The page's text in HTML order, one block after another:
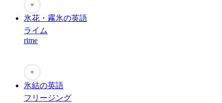
♥
氷花・霧氷の英語
ライム
rime
♥
氷結の英語
フリージング